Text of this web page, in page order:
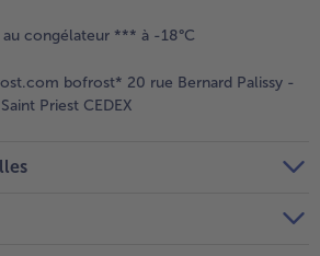
congélateur *** à -18°C
bofrost* 20 rue Bernard Palissy -
Priest CEDEX